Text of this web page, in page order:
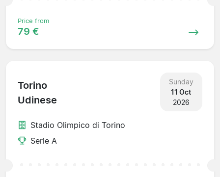
Price from
79 €
Torino
Udinese
Sunday
11 Oct
2026
Stadio Olimpico di Torino
Serie A